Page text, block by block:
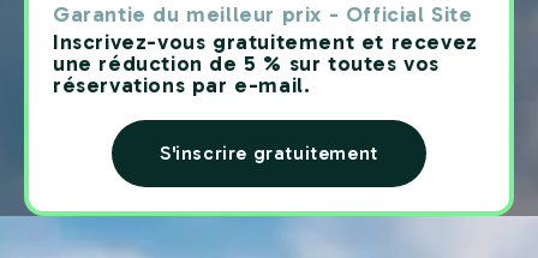
Garantie du meilleur prix - Official Site
Inscrivez-vous gratuitement et recevez
une réduction de 5 % sur toutes vos
réservations par e-mail.
S'inscrire gratuitement